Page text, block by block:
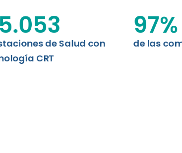
MDPA
de Salud con
CRT
de las
97%